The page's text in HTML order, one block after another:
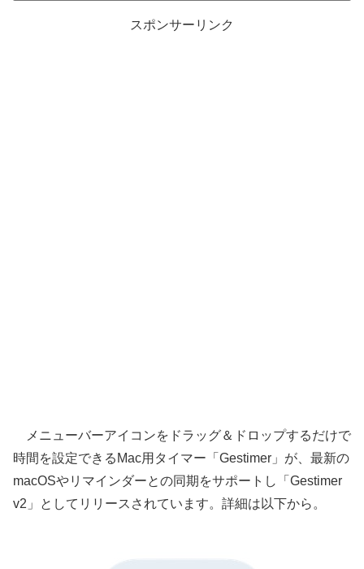
スポンサーリンク
メニューバーアイコンをドラッグ＆ドロップするだけで
時間を設定できるMac用タイマー「Gestimer」が、最新の
macOSやリマインダーとの同期をサポートし「Gestimer
v2」としてリリースされています。詳細は以下から。